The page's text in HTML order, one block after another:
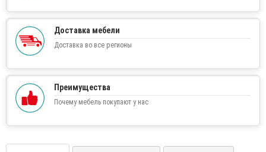
Доставка мебели
Доставка во все регионы
Преимущества
Почему мебель покупают у нас